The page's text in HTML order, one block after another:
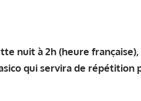
nuit à 2h (heure
qui servira de répétition